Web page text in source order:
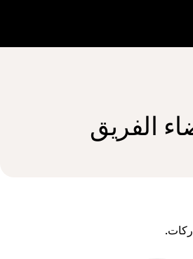
الفريق